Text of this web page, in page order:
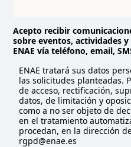
t
e
d
Acepto recibir
sobre eventos, actividades
ENAE vía teléfono, email,
ENAE tratará sus datos
las solicitudes planteadas.
de acceso, rectificación,
datos, de limitación y
como a no ser objeto de
en el tratamiento
procedan, en la dirección
rgpd@enae.es